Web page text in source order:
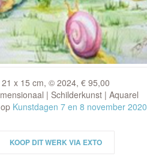
21 x 15 cm, © 2024, € 95,00
| Schilderkunst | Aquarel
Kunstdagen 7 en 8 november 2020
KOOP DIT WERK VIA EXTO